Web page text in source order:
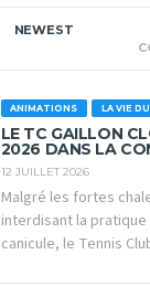
NEWEST
ANIMATIONS LA VIE
LE TC GAILLON
2026 DANS LA
12 JUILLET 2026
Malgré les fortes
interdisant la
canicule, le Tennis